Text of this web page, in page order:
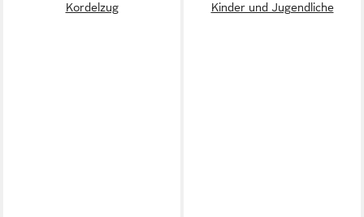
Kordelzug
Kinder und Jugendliche